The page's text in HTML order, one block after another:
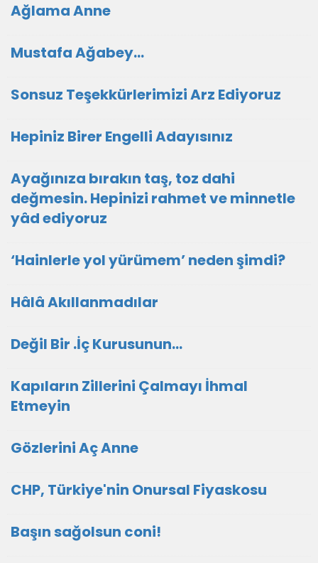
Ağlama Anne
Mustafa Ağabey…
Sonsuz Teşekkürlerimizi Arz Ediyoruz
Hepiniz Birer Engelli Adayısınız
Ayağınıza bırakın taş, toz dahi
değmesin. Hepinizi rahmet ve minnetle
yâd ediyoruz
‘Hainlerle yol yürümem’ neden şimdi?
Hâlâ Akıllanmadılar
Değil Bir .İç Kurusunun…
Kapıların Zillerini Çalmayı İhmal
Etmeyin
Gözlerini Aç Anne
CHP, Türkiye'nin Onursal Fiyaskosu
Başın sağolsun coni!